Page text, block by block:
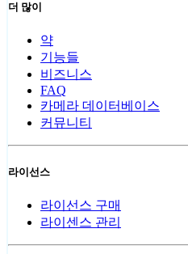
더 많이
약
기능들
비즈니스
FAQ
카메라 데이터베이스
커뮤니티
라이선스
라이선스 구매
라이센스 관리